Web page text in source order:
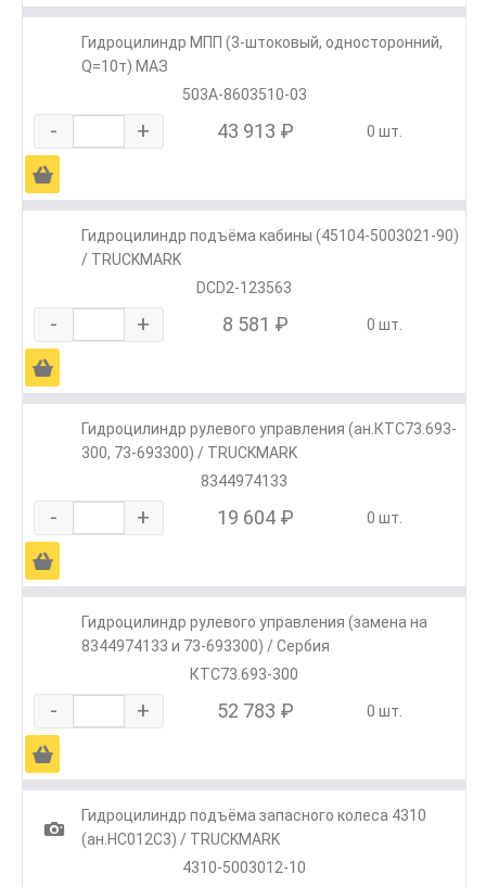
Гидроцилиндр МПП (3-штоковый, односторонний,
Q=10т) МАЗ
503А-8603510-03
- + 43 913 ₽ 0 шт.
Ä
Гидроцилиндр подъёма кабины (45104-5003021-90)
/ TRUCKMARK
DCD2-123563
- + 8 581 ₽ 0 шт.
Ä
Гидроцилиндр рулевого управления (ан.КТС73.693-
300, 73-693300) / TRUCKMARK
8344974133
- + 19 604 ₽ 0 шт.
Ä
Гидроцилиндр рулевого управления (замена на
8344974133 и 73-693300) / Сербия
КТС73.693-300
- + 52 783 ₽ 0 шт.
Ä
1
Гидроцилиндр подъёма запасного колеса 4310
(ан.HC012C3) / TRUCKMARK
4310-5003012-10